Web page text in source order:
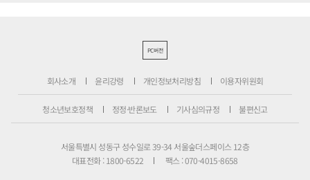
PC버전
회사소개 윤리강령 개인정보처리방침 이용자위원회
청소년보호정책 정정·반론보도 기사심의규정 불편신고
서울특별시 성동구 성수일로 39-34 서울숲더스페이스 12층
대표전화 : 1800-6522
팩스 : 070-4015-8658